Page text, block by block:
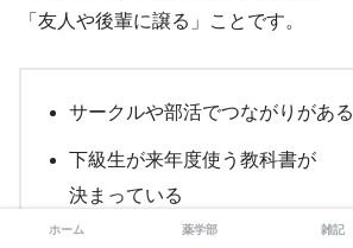
「友人や後輩に譲る」ことです。
サークルや部活でつながりがある
下級生が来年度使う教科書が
決まっている
自分も昔、先輩から譲って
ホーム 薬学部 雑記